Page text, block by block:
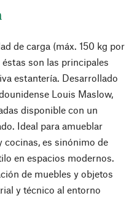
de carga (máx. 150 kg por
son las principales
estantería. Desarrollado
Louis Maslow,
disponible con un
Ideal para amueblar
cocinas, es sinónimo de
en espacios modernos.
de muebles y objetos
y técnico al entorno